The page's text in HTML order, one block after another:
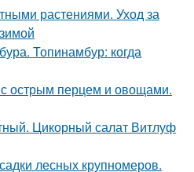
растениями. Уход за
Топинамбур: когда
острым перцем и овощами.
Цикорный салат Витлуф
лесных крупномеров.